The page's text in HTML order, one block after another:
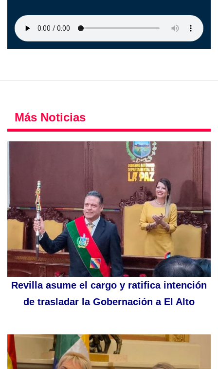
Más Noticias
Revilla asume el cargo y ratifica intención
de trasladar la Gobernación a El Alto